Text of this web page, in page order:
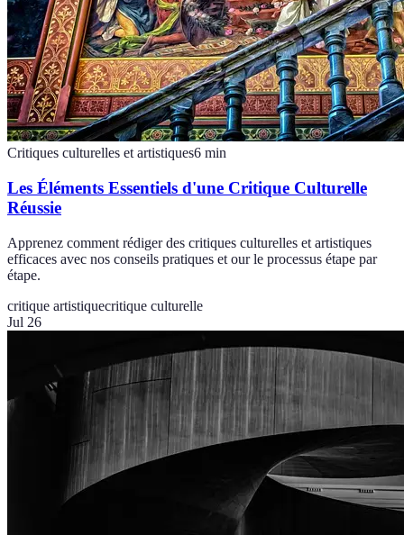
Critiques culturelles et artistiques6 min
Les Éléments Essentiels d'une Critique Culturelle
Réussie
Apprenez comment rédiger des critiques culturelles et artistiques
efficaces avec nos conseils pratiques et our le processus étape par
étape.
critique artistiquecritique culturelle
Jul 26